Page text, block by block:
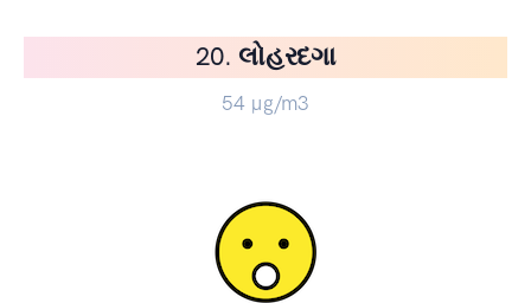
20. લોહરદગા
54 µg/m3